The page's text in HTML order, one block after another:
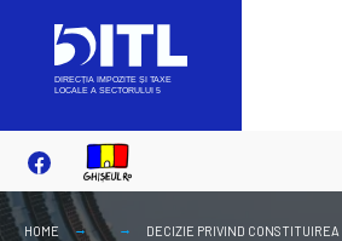
content
HOME
DECIZIE PRIVIND
for: